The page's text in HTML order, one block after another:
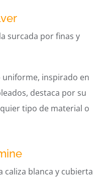
surcada por finas y
inspirado en
destaca por su
tipo de material o
caliza blanca y cubierta